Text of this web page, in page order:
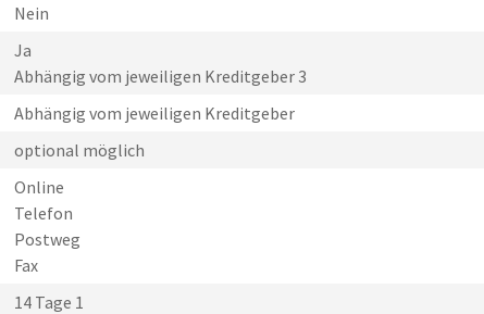
Nein
Ja
Abhängig vom jeweiligen Kreditgeber 3
Abhängig vom jeweiligen Kreditgeber
optional möglich
Online
Telefon
Postweg
Fax
14 Tage 1